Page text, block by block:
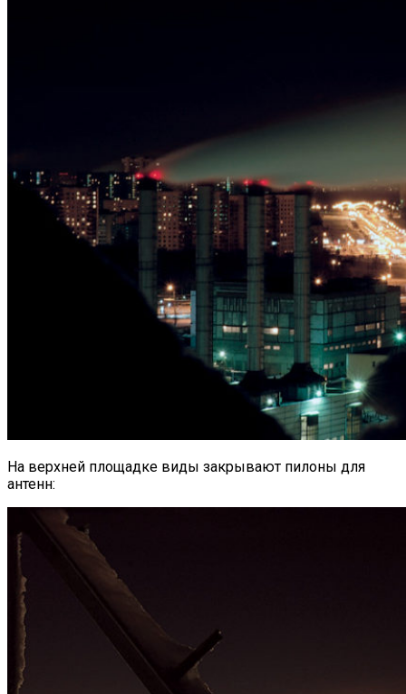
На верхней площадке виды закрывают пилоны для
антенн: